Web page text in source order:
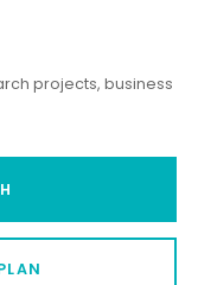
projects, business